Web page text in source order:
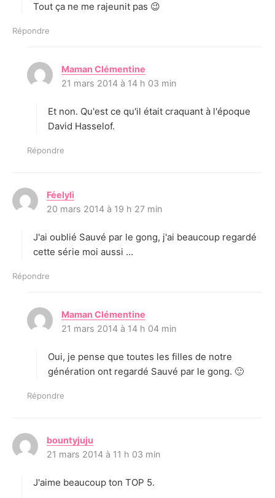
Tout ça ne me rajeunit pas 😉
Répondre
Maman Clémentine
:
21 mars 2014 à 14 h 03 min
Et non. Qu'est ce qu'il était craquant à l'époque
David Hasselof.
Répondre
Féelyli
i
:
20 mars 2014 à 19 h 27 min
J'ai oublié Sauvé par le gong, j'ai beaucoup regardé
cette série moi aussi …
Répondre
Maman Clémentine
:
21 mars 2014 à 14 h 04 min
Oui, je pense que toutes les filles de notre
génération ont regardé Sauvé par le gong. 🙂
Répondre
bountyjuju
i
:
21 mars 2014 à 11 h 03 min
J'aime beaucoup ton TOP 5.